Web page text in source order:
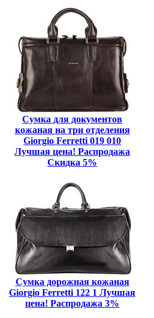
Сумка для документов
кожаная на три отделения
Giorgio Ferretti 019 010
Лучшая цена! Распродажа
Скидка 5%
Сумка дорожная кожаная
Giorgio Ferretti 122 1 Лучшая
цена! Распродажа 3%